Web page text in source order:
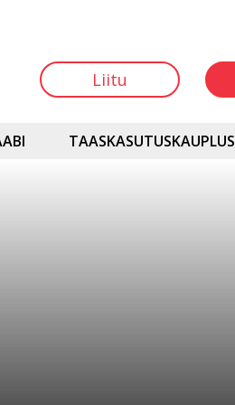
Liitu
TAASKASUTUSKAUPLUS